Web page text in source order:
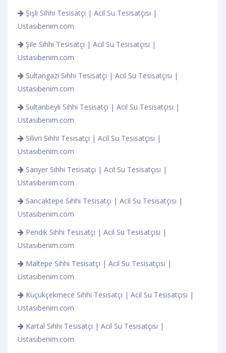
Şişli Sıhhi Tesisatçı | Acil Su Tesisatçısı |
Ustasıbenim.com
Şile Sıhhi Tesisatçı | Acil Su Tesisatçısı |
Ustasıbenim.com
Sultangazi Sıhhi Tesisatçı | Acil Su Tesisatçısı |
Ustasıbenim.com
Sultanbeyli Sıhhi Tesisatçı | Acil Su Tesisatçısı |
Ustasıbenim.com
Silivri Sıhhi Tesisatçı | Acil Su Tesisatçısı |
Ustasıbenim.com
Sarıyer Sıhhi Tesisatçı | Acil Su Tesisatçısı |
Ustasıbenim.com
Sancaktepe Sıhhi Tesisatçı | Acil Su Tesisatçısı |
Ustasıbenim.com
Pendik Sıhhi Tesisatçı | Acil Su Tesisatçısı |
Ustasıbenim.com
Maltepe Sıhhi Tesisatçı | Acil Su Tesisatçısı |
Ustasıbenim.com
Küçükçekmece Sıhhi Tesisatçı | Acil Su Tesisatçısı |
Ustasıbenim.com
Kartal Sıhhi Tesisatçı | Acil Su Tesisatçısı |
Ustasıbenim.com